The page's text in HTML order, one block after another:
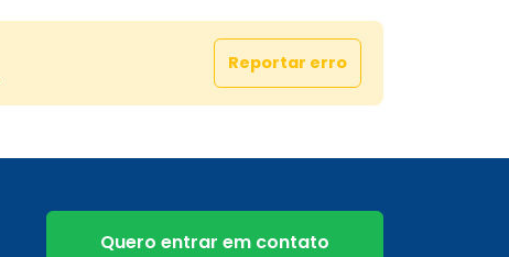
Reportar erro
Quero entrar em contato